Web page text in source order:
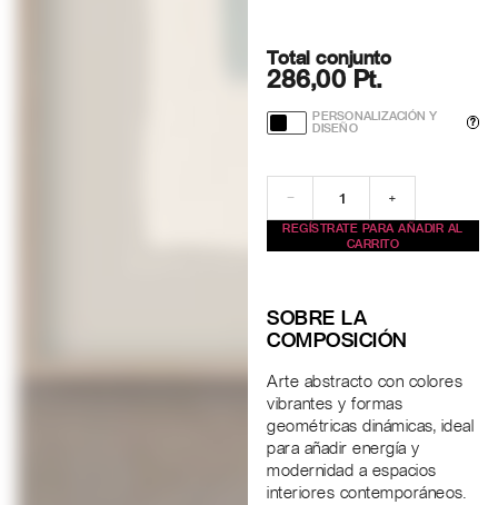
Total conjunto
286,00 Pt.
PERSONALIZACIÓN Y
DISEÑO
?
− +
REGÍSTRATE PARA AÑADIR AL
CARRITO
SOBRE LA
COMPOSICIÓN
Arte abstracto con colores
vibrantes y formas
geométricas dinámicas, ideal
para añadir energía y
modernidad a espacios
interiores contemporáneos.